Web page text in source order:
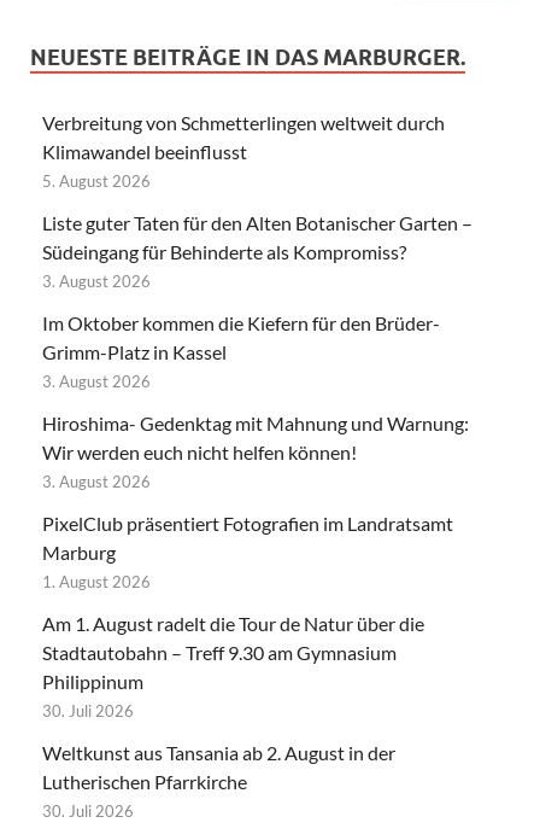
NEUESTE BEITRÄGE IN DAS MARBURGER.
Verbreitung von Schmetterlingen weltweit durch
Klimawandel beeinflusst
5. August 2026
Liste guter Taten für den Alten Botanischer Garten –
Südeingang für Behinderte als Kompromiss?
3. August 2026
Im Oktober kommen die Kiefern für den Brüder-
Grimm-Platz in Kassel
3. August 2026
Hiroshima- Gedenktag mit Mahnung und Warnung:
Wir werden euch nicht helfen können!
3. August 2026
PixelClub präsentiert Fotografien im Landratsamt
Marburg
1. August 2026
Am 1. August radelt die Tour de Natur über die
Stadtautobahn – Treff 9.30 am Gymnasium
Philippinum
30. Juli 2026
Weltkunst aus Tansania ab 2. August in der
Lutherischen Pfarrkirche
30. Juli 2026